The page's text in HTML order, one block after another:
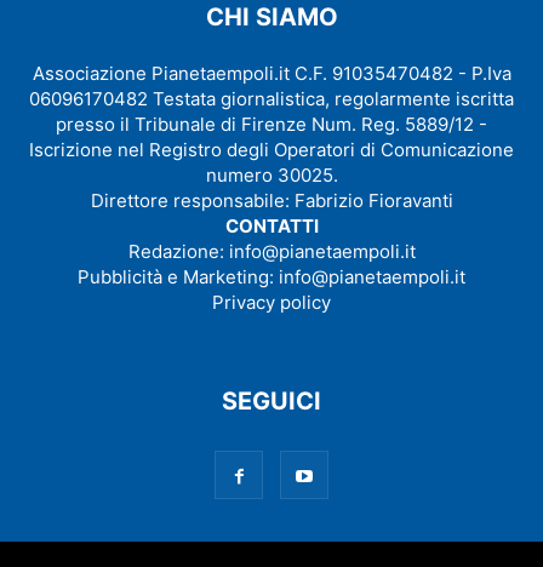
CHI SIAMO
Associazione Pianetaempoli.it C.F. 91035470482 - P.Iva
06096170482 Testata giornalistica, regolarmente iscritta
presso il Tribunale di Firenze Num. Reg. 5889/12 -
Iscrizione nel Registro degli Operatori di Comunicazione
numero 30025.
Direttore responsabile: Fabrizio Fioravanti
CONTATTI
Redazione: info@pianetaempoli.it
Pubblicità e Marketing: info@pianetaempoli.it
Privacy policy
SEGUICI